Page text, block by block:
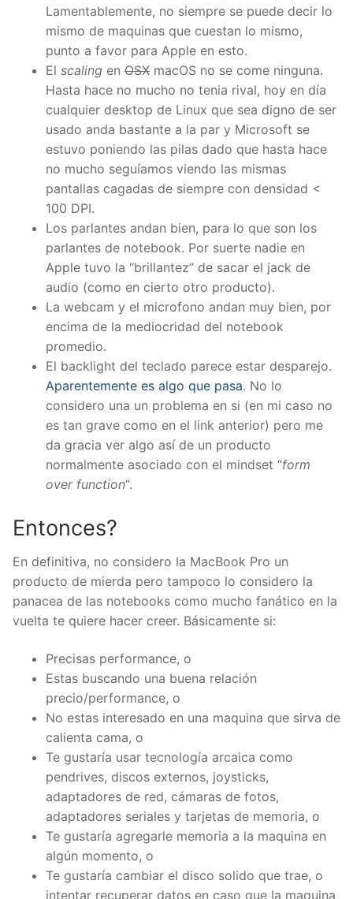
Lamentablemente, no siempre se puede decir lo
mismo de maquinas que cuestan lo mismo,
punto a favor para Apple en esto.
El scaling en OSXmacOS no se come ninguna.
Hasta hace no mucho no tenia rival, hoy en día
cualquier desktop de Linux que sea digno de ser
usado anda bastante a la par y Microsoft se
estuvo poniendo las pilas dado que hasta hace
no mucho seguíamos viendo las mismas
pantallas cagadas de siempre con densidad <
100 DPI.
Los parlantes andan bien, para lo que son los
parlantes de notebook. Por suerte nadie en
Apple tuvo la “brillantez” de sacar el jack de
audio (como en cierto otro producto).
La webcam y el microfono andan muy bien, por
encima de la mediocridad del notebook
promedio.
El backlight del teclado parece estar desparejo.
Aparentemente es algo que pasa. No lo
considero una un problema en si (en mi caso no
es tan grave como en el link anterior) pero me
da gracia ver algo así de un producto
normalmente asociado con el mindset “form
over function“.
Entonces?
En definitiva, no considero la MacBook Pro un
producto de mierda pero tampoco lo considero la
panacea de las notebooks como mucho fanático en la
vuelta te quiere hacer creer. Básicamente si:
Precisas performance, o
Estas buscando una buena relación
precio/performance, o
No estas interesado en una maquina que sirva de
calienta cama, o
Te gustaría usar tecnología arcaica como
pendrives, discos externos, joysticks,
adaptadores de red, cámaras de fotos,
adaptadores seriales y tarjetas de memoria, o
Te gustaría agregarle memoria a la maquina en
algún momento, o
Te gustaría cambiar el disco solido que trae, o
intentar recuperar datos en caso que la maquina